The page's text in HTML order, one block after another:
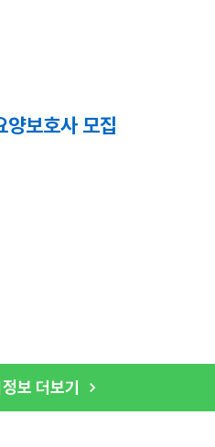
보호사 모집
보 더보기